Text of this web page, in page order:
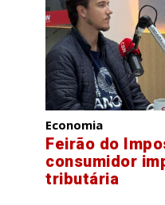
Economia
Feirão do
consumidor
tributária